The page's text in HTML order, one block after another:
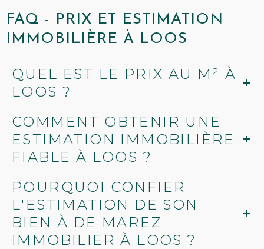
FAQ - PRIX ET ESTIMATION
IMMOBILIÈRE À LOOS
QUEL EST LE PRIX AU M² À
LOOS ?
COMMENT OBTENIR UNE
ESTIMATION IMMOBILIÈRE
FIABLE À LOOS ?
POURQUOI CONFIER
L'ESTIMATION DE SON
BIEN À DE MAREZ
IMMOBILIER À LOOS ?